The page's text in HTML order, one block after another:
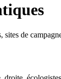
de